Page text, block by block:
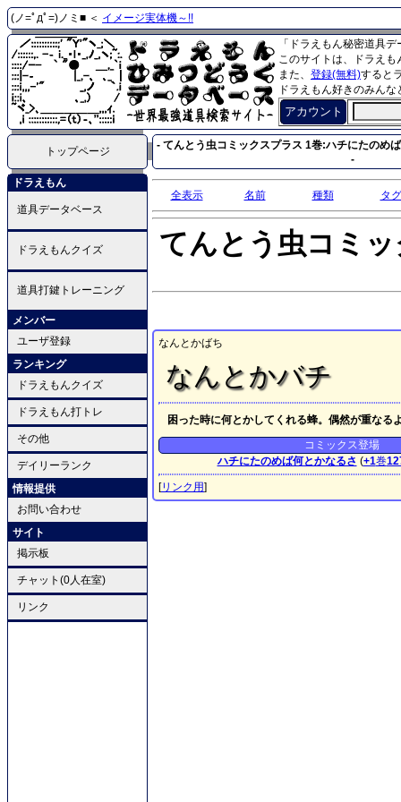
(ノ=ﾟдﾟ=)ノミ■ ＜ イメージ実体機～!!
「ドラえもん秘密道具
このサイトは、ドラえ
また、 登録(無料)すると
ドラえもん好きのみん
アカウント
トップページ
- てんとう虫コミックスプラス 1巻:ハチにたのめ
-
ドラえもん
道具データベース
ドラえもんクイズ
道具打鍵トレーニング
メンバー
ユーザ登録
ランキング
ドラえもんクイズ
ドラえもん打トレ
その他
デイリーランク
情報提供
お問い合わせ
サイト
掲示板
チャット(0人在室)
リンク
全表示 名前 種類 タグ
てんとう虫コミ
なんとかばち
なんとかバチ
困った時に何とかしてくれる蜂。偶然が重なる
コミックス登場
ハチにたのめば何とかなるさ (+1巻
[リンク用]